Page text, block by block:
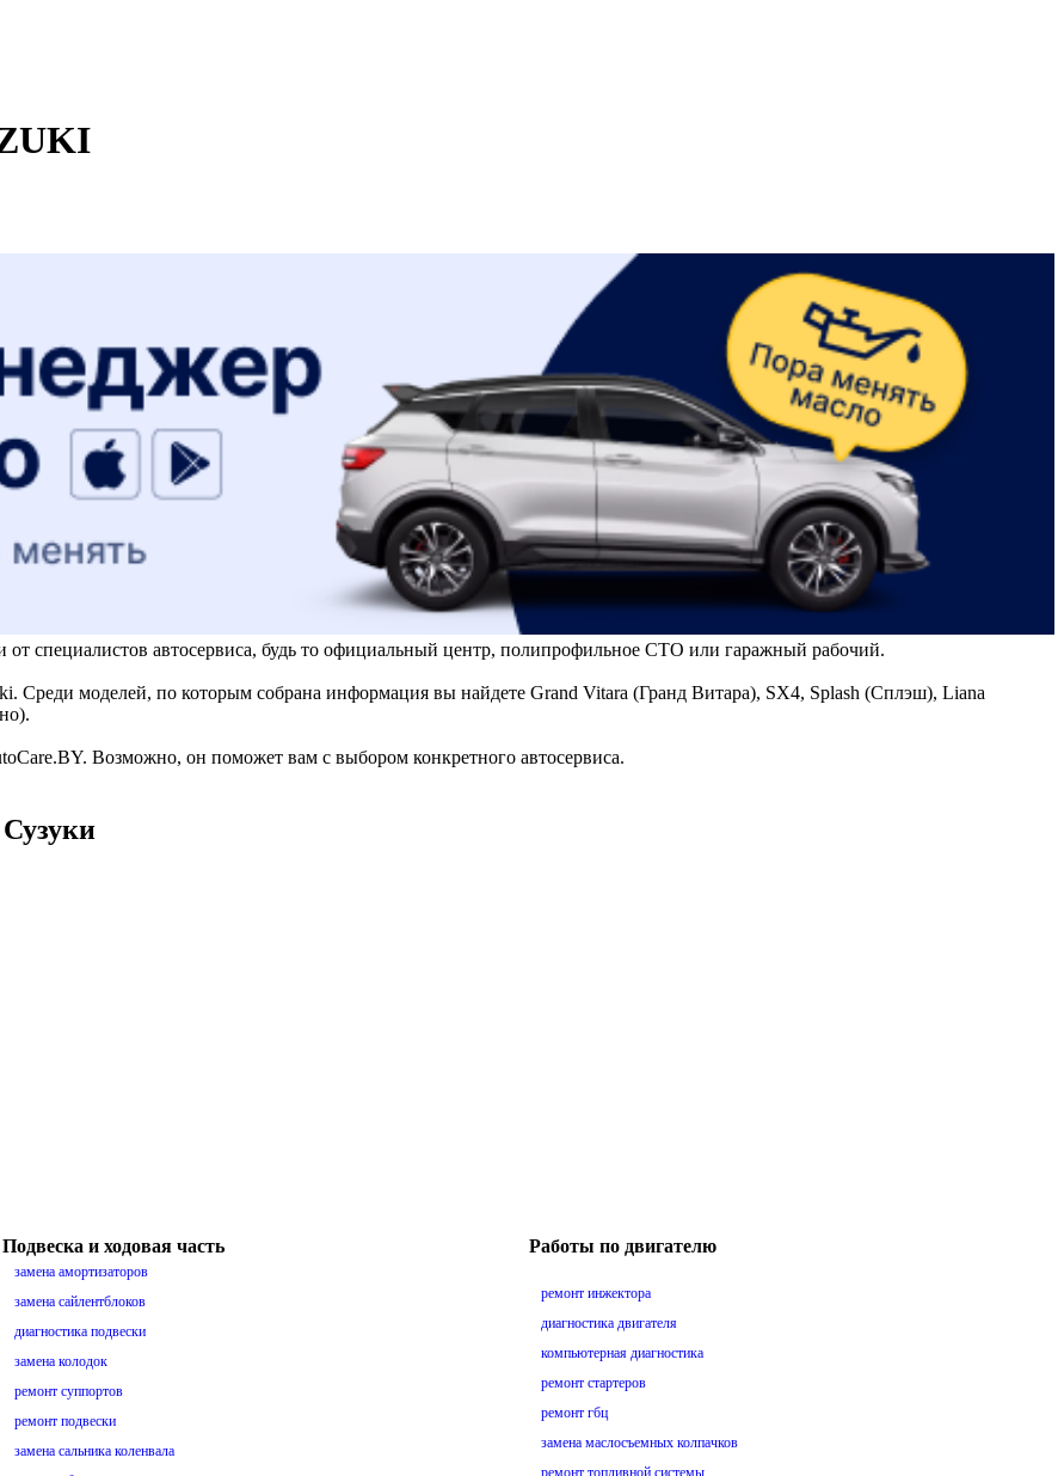
от специалистов автосервиса, будь то официальный центр, полипрофильное СТО или гаражный рабочий.
Среди моделей, по которым собрана информация вы найдете Grand Vitara (Гранд Витара), SX4, Splash (Сплэш), Liana
Возможно, он поможет вам с выбором конкретного автосервиса.
Подвеска и ходовая часть
замена амортизаторов
замена сайлентблоков
диагностика подвески
замена колодок
ремонт суппортов
ремонт подвески
замена сальника коленвала
Работы по двигателю
ремонт инжектора
диагностика двигателя
компьютерная диагностика
ремонт стартеров
ремонт гбц
замена маслосъемных колпачков